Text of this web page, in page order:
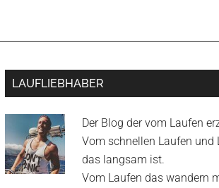
Primary
LAUFLIEBHABER
Der Blog der vom Laufen
Vom schnellen Laufen und
das langsam ist.
Vom Laufen das wandern